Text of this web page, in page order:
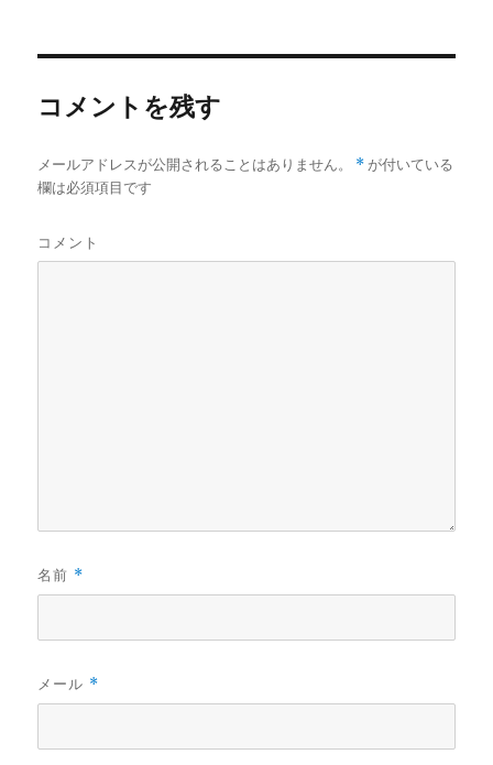
リ
コメントを残す
メールアドレスが公開されることはありません。 * が付いている
欄は必須項目です
コメント
名前 *
メール *